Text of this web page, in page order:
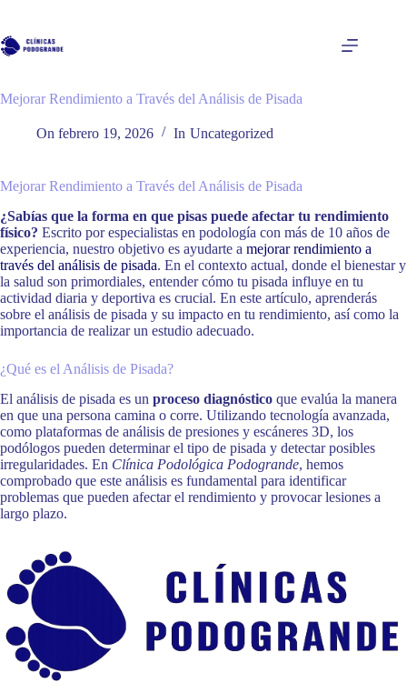
contenido
Mejorar Rendimiento a Través del Análisis de Pisada
On febrero 19, 2026 In Uncategorized
Mejorar Rendimiento a Través del Análisis de Pisada
¿Sabías que la forma en que pisas puede afectar tu rendimiento
físico? Escrito por especialistas en podología con más de 10 años de
experiencia, nuestro objetivo es ayudarte a mejorar rendimiento a
través del análisis de pisada. En el contexto actual, donde el bienestar y
la salud son primordiales, entender cómo tu pisada influye en tu
actividad diaria y deportiva es crucial. En este artículo, aprenderás
sobre el análisis de pisada y su impacto en tu rendimiento, así como la
importancia de realizar un estudio adecuado.
¿Qué es el Análisis de Pisada?
El análisis de pisada es un proceso diagnóstico que evalúa la manera
en que una persona camina o corre. Utilizando tecnología avanzada,
como plataformas de análisis de presiones y escáneres 3D, los
podólogos pueden determinar el tipo de pisada y detectar posibles
irregularidades. En Clínica Podológica Podogrande, hemos
comprobado que este análisis es fundamental para identificar
problemas que pueden afectar el rendimiento y provocar lesiones a
largo plazo.